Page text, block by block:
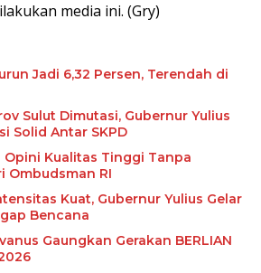
media ini. (Gry)
Jadi 6,32 Persen, Terendah di
Sulut Dimutasi, Gubernur Yulius
Solid Antar SKPD
Opini Kualitas Tinggi Tanpa
Ombudsman RI
Kuat, Gubernur Yulius Gelar
Bencana
Gaungkan Gerakan BERLIAN